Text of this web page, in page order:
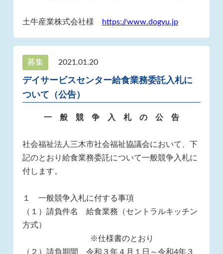
土牛産業株式会社様 https://www.dogyu.jp
募集 2021.01.20
デイサービスセンター給食業務委託入札に
ついて（公告）
一 般 競 争 入 札 の 公 告
社会福祉法人三木市社会福祉協議会において、下
記のとおり給食業務委託について一般競争入札に
付します。
１ 一般競争入札に付する事項
（１）請負件名 給食業務（セントラルキッチン
方式）
※仕様書のとおり
（２）請負期間 令和３年４月１日～令和4年３